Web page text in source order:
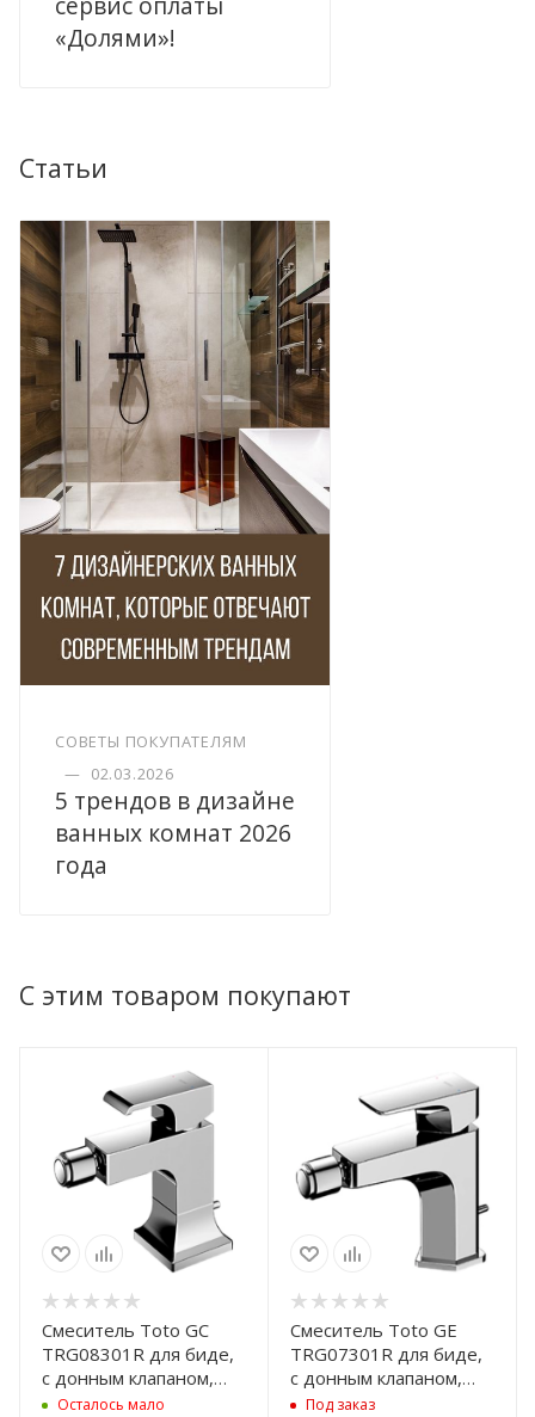
«Долями»!
Статьи
СОВЕТЫ ПОКУПАТЕЛЯМ
— 02.03.2026
5 трендов в дизайне
ванных комнат 2026
года
С этим товаром покупают
Смеситель Toto GC
TRG08301R для биде,
с донным клапаном,
хром
Осталось мало
Смеситель Toto GE
TRG07301R для биде,
с донным клапаном,
хром
Под заказ